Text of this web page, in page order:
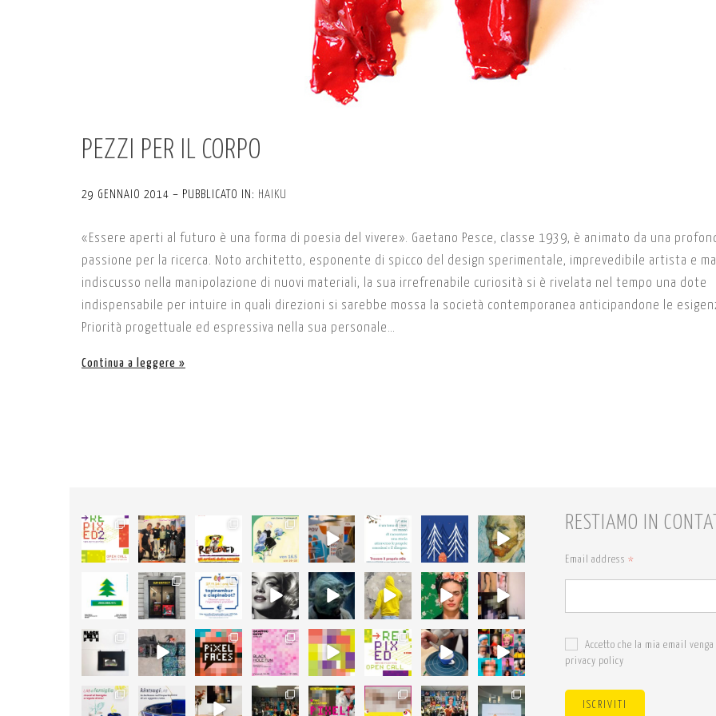
PEZZI PER IL CORPO
29 GENNAIO 2014 – PUBBLICATO IN: HAIKU
«Essere aperti al futuro è una forma di poesia del vivere». Gaetano Pesce, classe 1939, è animato da una
passione per la ricerca. Noto architetto, esponente di spicco del design sperimentale, imprevedibile artista e
indiscusso nella manipolazione di nuovi materiali, la sua irrefrenabile curiosità si è rivelata nel tempo una dote
indispensabile per intuire in quali direzioni si sarebbe mossa la società contemporanea anticipandone le
Priorità progettuale ed espressiva nella sua personale…
Continua a leggere
52
2
89
3
105
5
127
4
24
0
68
6
54
1
7
0
3
0
47
1
14
0
5
0
4
0
18
0
19
0
19
0
18
1
50
14
25
0
11
1
26
0
24
0
18
0
24
1
46
1
18
0
12
0
24
1
17
0
14
0
27
0
34
3
RESTIAMO IN
Email address *
Accetto che la mia email
privacy policy
ISCRIVITI